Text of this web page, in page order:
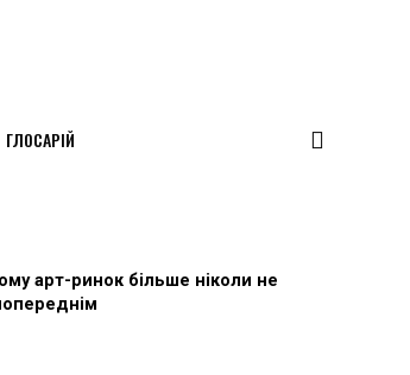
ГЛОСАРІЙ
арт-ринок більше ніколи не